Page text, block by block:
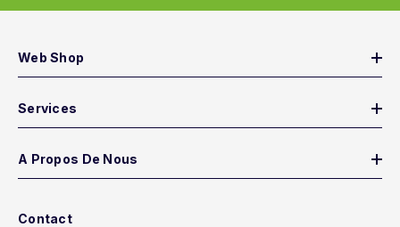
Web Shop
Services
A Propos De Nous
Contact